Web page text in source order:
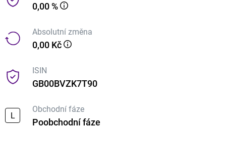
0,00 %
Absolutní změna
0,00 Kč
ISIN
GB00BVZK7T90
L
Obchodní fáze
Poobchodní fáze